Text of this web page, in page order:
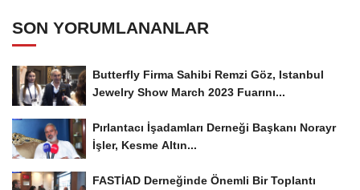
SON YORUMLANANLAR
Butterfly Firma Sahibi Remzi Göz, Istanbul
Jewelry Show March 2023 Fuarını...
Pırlantacı İşadamları Derneği Başkanı Norayr
İşler, Kesme Altın...
FASTİAD Derneğinde Önemli Bir Toplantı